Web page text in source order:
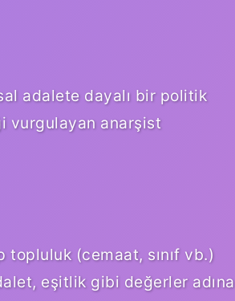
adalete dayalı bir politik
vurgulayan anarşist
(cemaat, sınıf vb.)
eşitlik gibi değerler adına